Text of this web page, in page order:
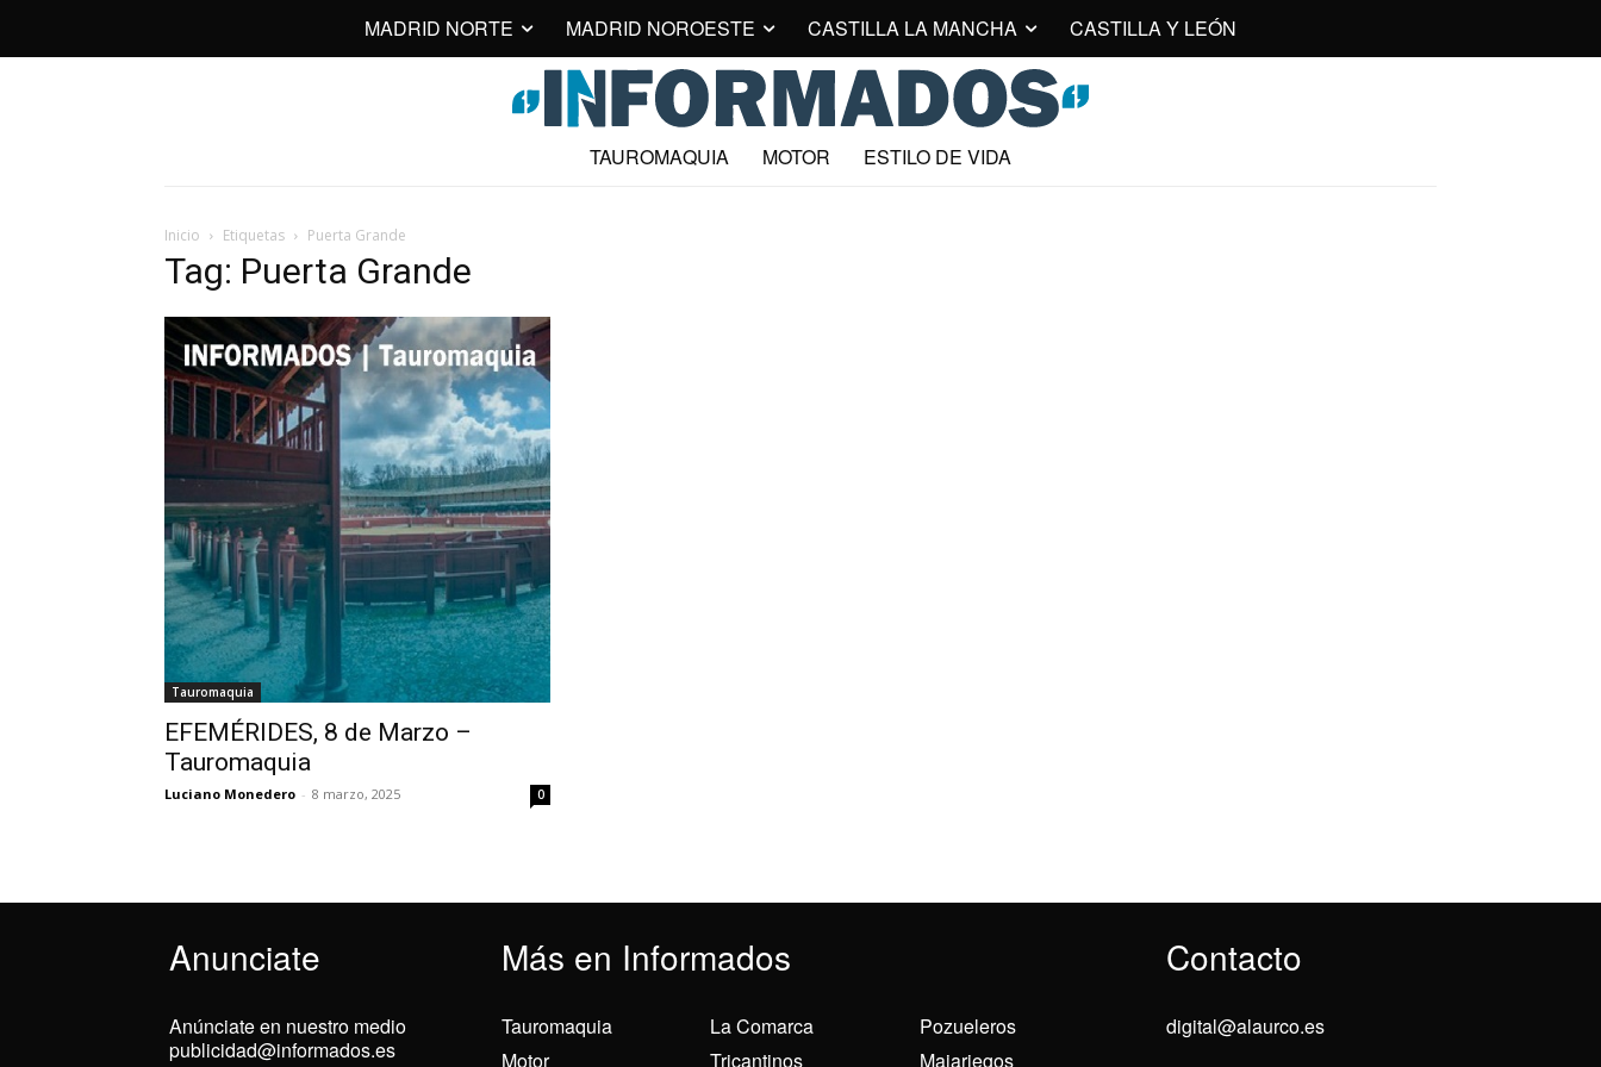
MADRID NORTE MADRID NOROESTE CASTILLA LA MANCHA CASTILLA Y LEÓN
TAUROMAQUIA MOTOR ESTILO DE VIDA
Inicio Etiquetas Puerta Grande
Tag: Puerta Grande
Tauromaquia
EFEMÉRIDES, 8 de Marzo –
Tauromaquia
Luciano Monedero - 8 marzo, 2025 0
Anunciate Más en Informados Contacto
Anúnciate en nuestro medio
publicidad@informados.es
Tauromaquia
Motor
La Comarca
Tricantinos
Pozueleros
Majariegos
digital@alaurco.es